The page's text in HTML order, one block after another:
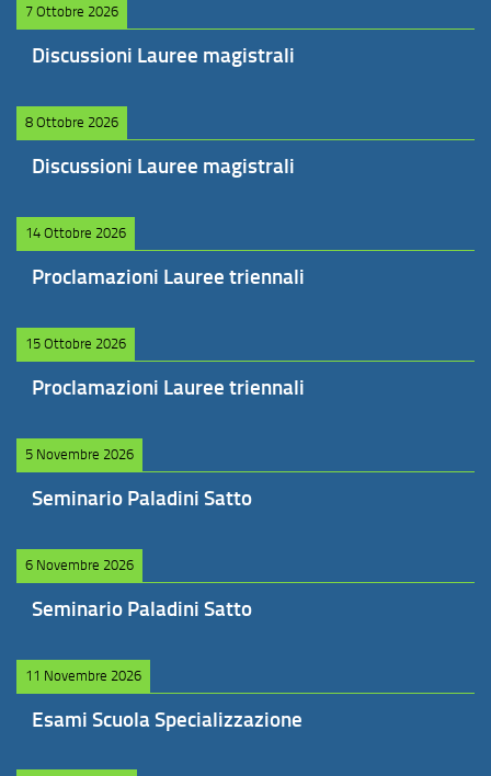
7 Ottobre 2026
Discussioni Lauree magistrali
8 Ottobre 2026
Discussioni Lauree magistrali
14 Ottobre 2026
Proclamazioni Lauree triennali
15 Ottobre 2026
Proclamazioni Lauree triennali
5 Novembre 2026
Seminario Paladini Satto
6 Novembre 2026
Seminario Paladini Satto
11 Novembre 2026
Esami Scuola Specializzazione